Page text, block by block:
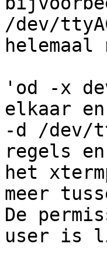
/dev/
'od -x
elkaar
-d /dev/
regels
het
meer
De
user is